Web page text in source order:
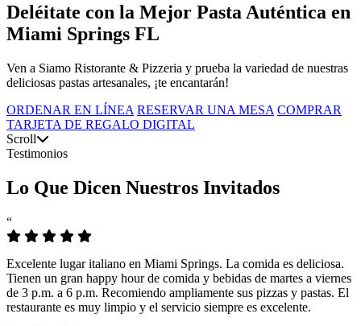
Deléitate con la Mejor Pasta Auténtica en
Miami Springs FL
Ven a Siamo Ristorante & Pizzeria y prueba la variedad de nuestras
deliciosas pastas artesanales, ¡te encantarán!
ORDENAR EN LÍNEA RESERVAR UNA MESA COMPRAR
TARJETA DE REGALO DIGITAL
Scroll
Testimonios
Lo Que Dicen Nuestros Invitados
“
Excelente lugar italiano en Miami Springs. La comida es deliciosa.
Tienen un gran happy hour de comida y bebidas de martes a viernes
de 3 p.m. a 6 p.m. Recomiendo ampliamente sus pizzas y pastas. El
restaurante es muy limpio y el servicio siempre es excelente.